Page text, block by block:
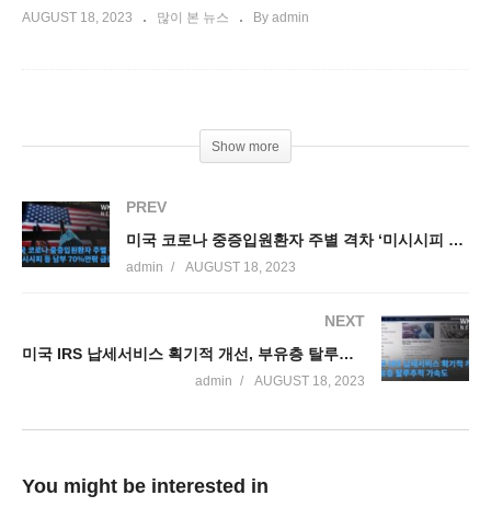
AUGUST 18, 2023 많이 본 뉴스 By admin
Show more
PREV
미국 코로나 중증입원환자 주별 격차 ‘미시시피 등 남부 70%안팎 급증’
admin AUGUST 18, 2023
NEXT
미국 IRS 납세서비스 획기적 개선, 부유층 탈루추적 가속도
admin AUGUST 18, 2023
You might be interested in